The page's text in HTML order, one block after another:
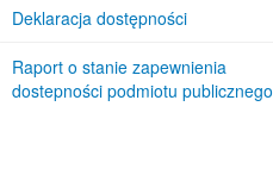
Deklaracja dostępności
Raport o stanie zapewnienia
dostepności podmiotu publicznego